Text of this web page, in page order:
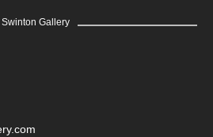
Swinton Gallery